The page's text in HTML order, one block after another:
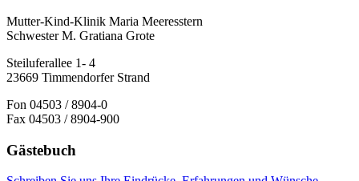
Mutter-Kind-Klinik Maria Meeresstern
Schwester M. Gratiana Grote
Steiluferallee 1- 4
23669 Timmendorfer Strand
Fon 04503 / 8904-0
Fax 04503 / 8904-900
Gästebuch